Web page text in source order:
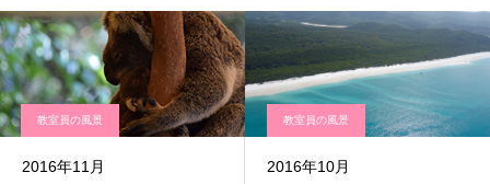
教室員の風景
2016年11月
教室員の風景
2016年10月